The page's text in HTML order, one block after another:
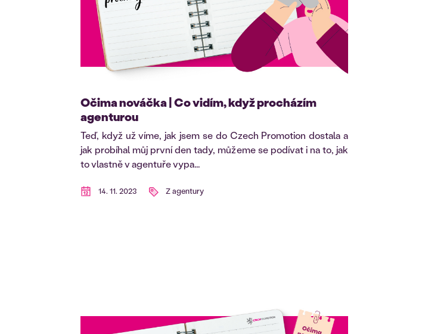
Očima nováčka | Co vidím, když procházím
agenturou
Teď, když už víme, jak jsem se do Czech Promotion dostala a
jak probíhal můj první den tady, můžeme se podívat i na to, jak
to vlastně v agentuře vypa...
14. 11. 2023 Z agentury